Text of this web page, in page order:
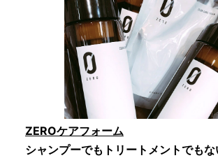
ZEROケアフォーム
シャンプーでもトリートメントでも